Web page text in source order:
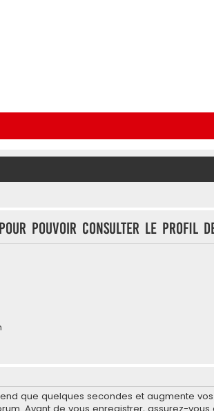
pouvoir consulter le profil
que quelques secondes et augmente